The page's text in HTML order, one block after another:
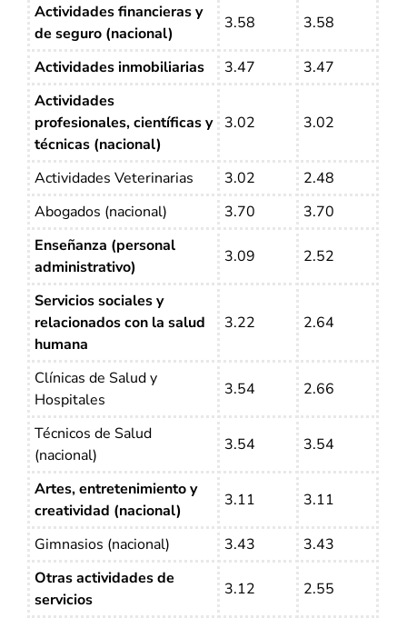
Actividades financieras y
de seguro (nacional)
3.58 3.58
Actividades inmobiliarias 3.47
3.47
Actividades
profesionales, científicas y
técnicas (nacional)
3.02 3.02
Actividades Veterinarias 3.02
2.48
Abogados (nacional)
3.70
3.70
Enseñanza (personal
administrativo)
3.09 2.52
Servicios sociales y
relacionados con la salud
humana
3.22 2.64
Clínicas de Salud y
Hospitales
3.54 2.66
Técnicos de Salud
(nacional)
3.54 3.54
Artes, entretenimiento y
creatividad (nacional)
3.11 3.11
Gimnasios (nacional) 3.43
3.43
Otras actividades de
servicios
3.12 2.55